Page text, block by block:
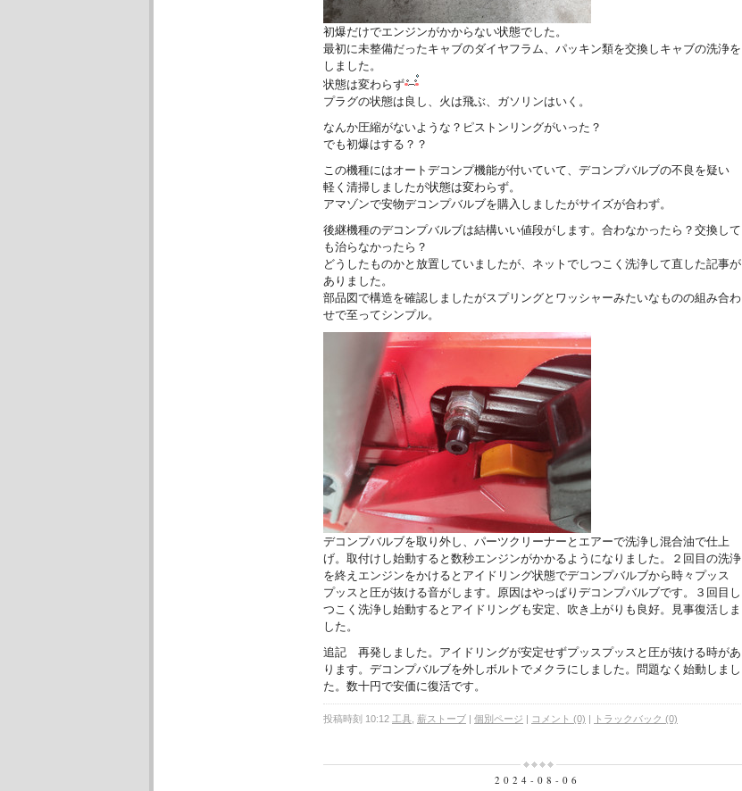
初爆だけでエンジンがかからない状態でした。
最初に未整備だったキャブのダイヤフラム、パッキン類を交換しキャブの洗浄を
しました。
状態は変わらず
プラグの状態は良し、火は飛ぶ、ガソリンはいく。
なんか圧縮がないような？ピストンリングがいった？
でも初爆はする？？
この機種にはオートデコンプ機能が付いていて、デコンプバルブの不良を疑い
軽く清掃しましたが状態は変わらず。
アマゾンで安物デコンプバルブを購入しましたがサイズが合わず。
後継機種のデコンプバルブは結構いい値段がします。合わなかったら？交換して
も治らなかったら？
どうしたものかと放置していましたが、ネットでしつこく洗浄して直した記事が
ありました。
部品図で構造を確認しましたがスプリングとワッシャーみたいなものの組み合わ
せで至ってシンプル。
デコンプバルブを取り外し、パーツクリーナーとエアーで洗浄し混合油で仕上
げ。取付けし始動すると数秒エンジンがかかるようになりました。２回目の洗浄
を終えエンジンをかけるとアイドリング状態でデコンプバルブから時々プッス
プッスと圧が抜ける音がします。原因はやっぱりデコンプバルブです。３回目し
つこく洗浄し始動するとアイドリングも安定、吹き上がりも良好。見事復活しま
した。
追記 再発しました。アイドリングが安定せずプッスプッスと圧が抜ける時があ
ります。デコンプバルブを外しボルトでメクラにしました。問題なく始動しまし
た。数十円で安価に復活です。
投稿時刻 10:12 工具 薪ストーブ | 個別ページ | コメント (0) | トラックバック (0)
2024-08-06